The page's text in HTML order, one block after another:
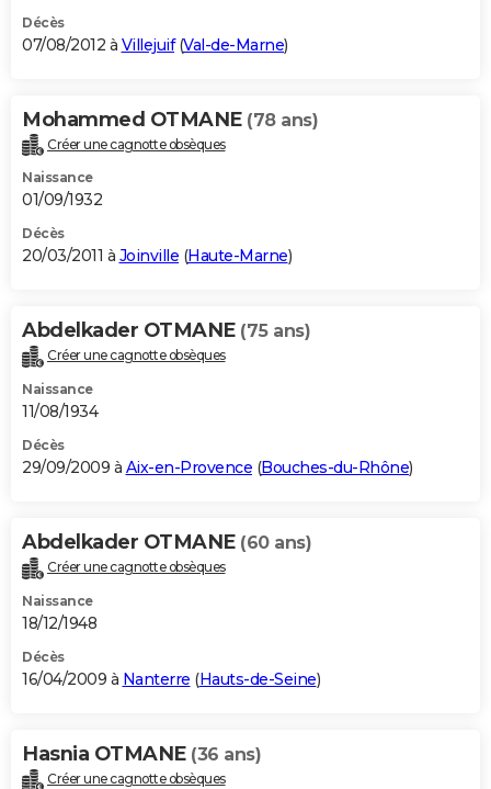
Décès
07/08/2012 à Villejuif(Val-de-Marne)
Mohammed OTMANE (78 ans)
Créer une cagnotte obsèques
Naissance
01/09/1932
Décès
20/03/2011 à Joinville (Haute-Marne)
Abdelkader OTMANE (75 ans)
Créer une cagnotte obsèques
Naissance
11/08/1934
Décès
29/09/2009 à Aix-en-Provence (Bouches-du-Rhône)
Abdelkader OTMANE (60 ans)
Créer une cagnotte obsèques
Naissance
18/12/1948
Décès
16/04/2009 à Nanterre (Hauts-de-Seine)
Hasnia OTMANE (36 ans)
Créer une cagnotte obsèques